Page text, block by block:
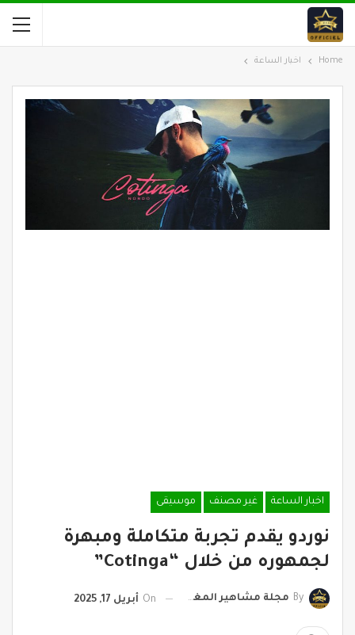
Home اخبار الساعة
اخبار الساعة غير مصنف موسيقى
نوردو يقدم تجربة متكاملة ومبهرة
لجمهوره من خلال “Cotinga”
By مجلة مشاهير المغرب On أبريل 17, 2025